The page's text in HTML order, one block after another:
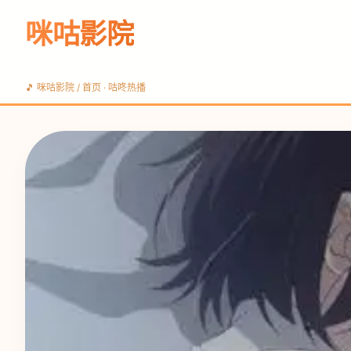
咪咕影院
🎵 咪咕影院 / 首页 · 咕咚热播